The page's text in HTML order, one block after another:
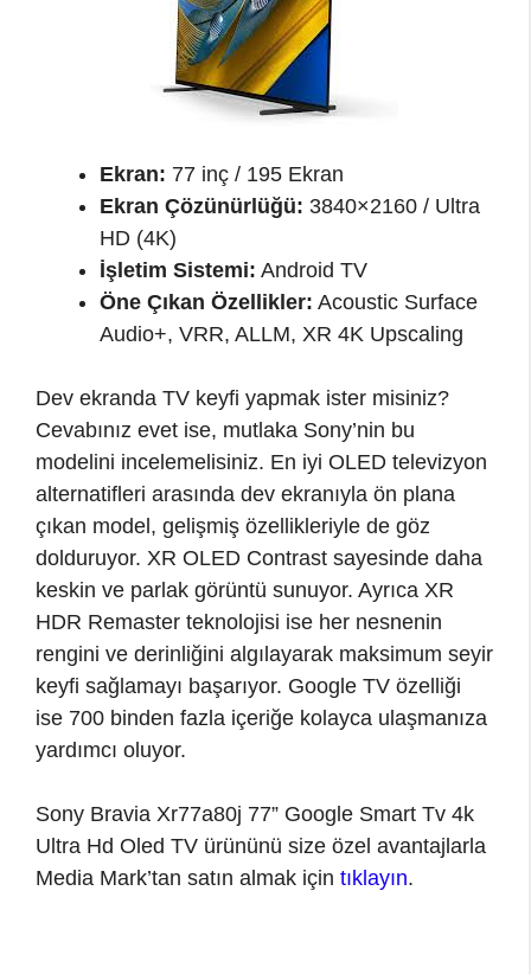
Ekran: 77 inç / 195 Ekran
Ekran Çözünürlüğü: 3840×2160 / Ultra
HD (4K)
İşletim Sistemi: Android TV
Öne Çıkan Özellikler: Acoustic Surface
Audio+, VRR, ALLM, XR 4K Upscaling
Dev ekranda TV keyfi yapmak ister misiniz?
Cevabınız evet ise, mutlaka Sony’nin bu
modelini incelemelisiniz. En iyi OLED televizyon
alternatifleri arasında dev ekranıyla ön plana
çıkan model, gelişmiş özellikleriyle de göz
dolduruyor. XR OLED Contrast sayesinde daha
keskin ve parlak görüntü sunuyor. Ayrıca XR
HDR Remaster teknolojisi ise her nesnenin
rengini ve derinliğini algılayarak maksimum seyir
keyfi sağlamayı başarıyor. Google TV özelliği
ise 700 binden fazla içeriğe kolayca ulaşmanıza
yardımcı oluyor.
Sony Bravia Xr77a80j 77” Google Smart Tv 4k
Ultra Hd Oled TV ürününü size özel avantajlarla
Media Mark’tan satın almak için tıklayın.